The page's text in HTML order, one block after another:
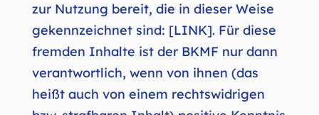
zur Nutzung bereit, die in dieser Weise
gekennzeichnet sind: [LINK]. Für diese
fremden Inhalte ist der BKMF nur dann
verantwortlich, wenn von ihnen (das
heißt auch von einem rechtswidrigen